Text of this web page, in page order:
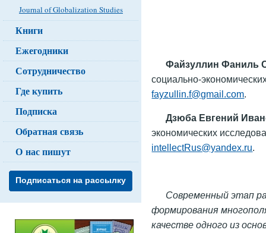
Файзуллин Фаниль
социально-
fayzullin.f@gmail.com.
Дзюба Евгений
экономических
intellectRus@yandex.ru.
Современный этап
формирования
качестве одного из
Journal of Globalization Studies
Книги
Ежегодники
Сотрудничество
Где купить
Подписка
Обратная связь
О нас пишут
Подписаться на рассылку